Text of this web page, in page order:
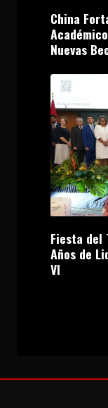
China
Nuevas
Fiesta del
Años de
VI